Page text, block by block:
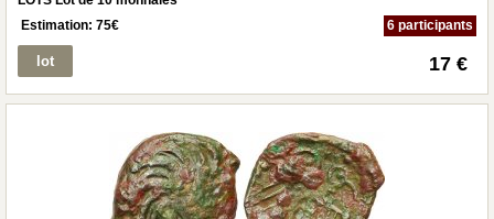
Estimation: 75€ 6 participants
lot 17 €